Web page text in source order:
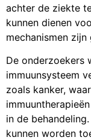
achter de ziekte
kunnen dienen
mechanismen zijn
De onderzoekers
immuunsysteem
zoals kanker,
in de
kunnen worden